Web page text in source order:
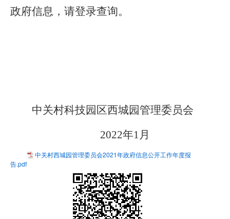
政府信息，请登录查询。
中关村科技园区西城园管理委员会
2022年1月
中关村西城园管理委员会2021年政府信息公开工作年度报
告.pdf